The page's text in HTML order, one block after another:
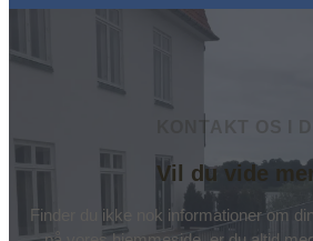
Vil du vide
Finder du ikke nok informationer om